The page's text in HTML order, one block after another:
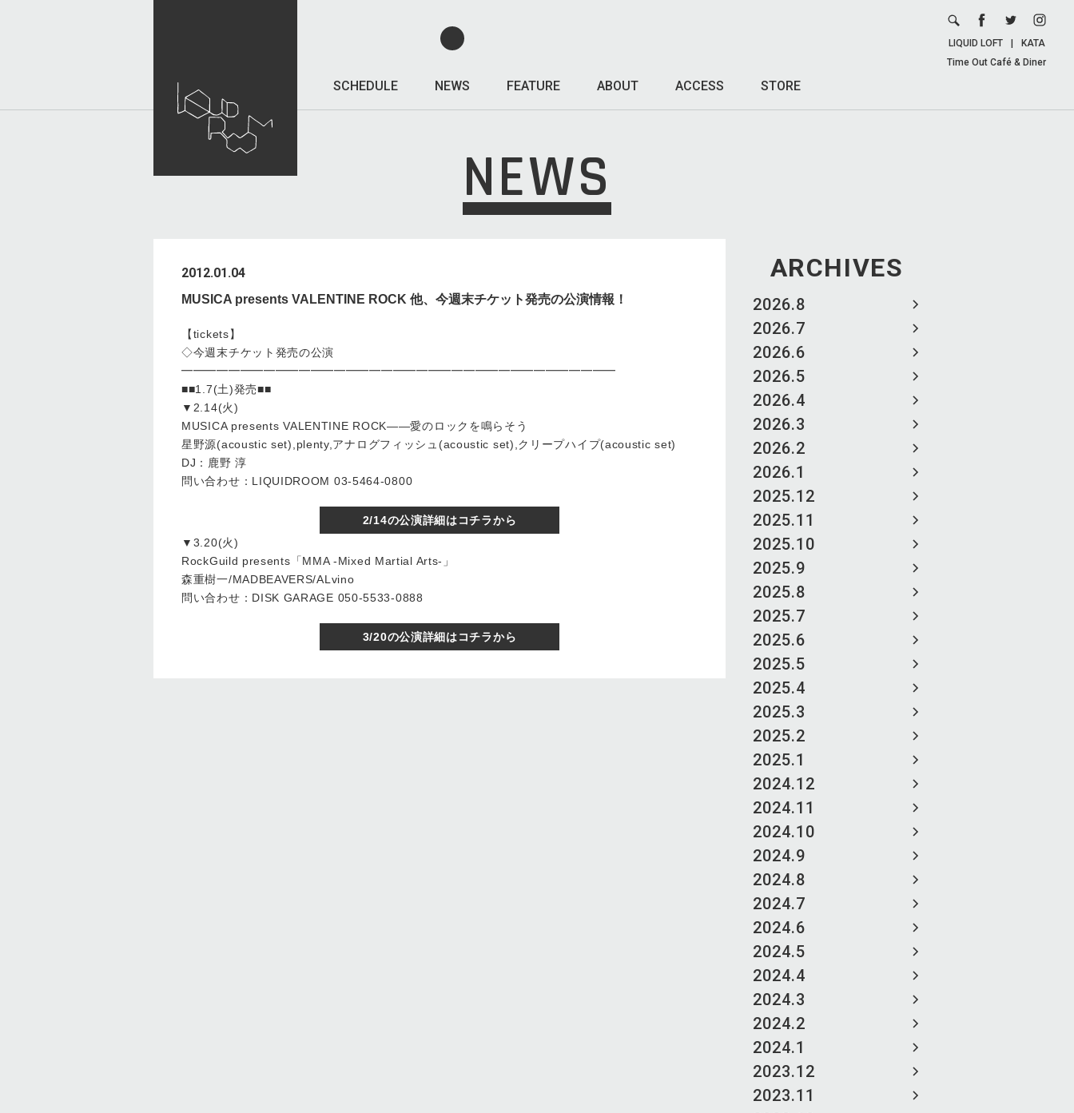
SCHEDULE NEWS FEATURE ABOUT ACCESS STORE
LIQUID LOFT
KATA
Time Out Café & Diner
NEWS
ARCHIVES
2026.8
2026.7
2026.6
2026.5
2026.4
2026.3
2026.2
2026.1
2025.12
2025.11
2025.10
2025.9
2025.8
2025.7
2025.6
2025.5
2025.4
2025.3
2025.2
2025.1
2024.12
2024.11
2024.10
2024.9
2024.8
2024.7
2024.6
2024.5
2024.4
2024.3
2024.2
2024.1
2023.12
2023.11
2012.01.04
MUSICA presents VALENTINE ROCK 他、今週末チケット発売の公演情報！
【tickets】
◇今週末チケット発売の公演
━━━━━━━━━━━━━━━━━━━━━━━━━━━━━━━━━━━━━
■■1.7(土)発売■■
▼2.14(火)
MUSICA presents VALENTINE ROCK――愛のロックを鳴らそう
星野源(acoustic set),plenty,アナログフィッシュ(acoustic set),クリープハイプ(acoustic set)
DJ：鹿野 淳
問い合わせ：LIQUIDROOM 03-5464-0800
2/14の公演詳細はコチラから
▼3.20(火)
RockGuild presents「MMA -Mixed Martial Arts-」
森重樹一/MADBEAVERS/ALvino
問い合わせ：DISK GARAGE 050-5533-0888
3/20の公演詳細はコチラから